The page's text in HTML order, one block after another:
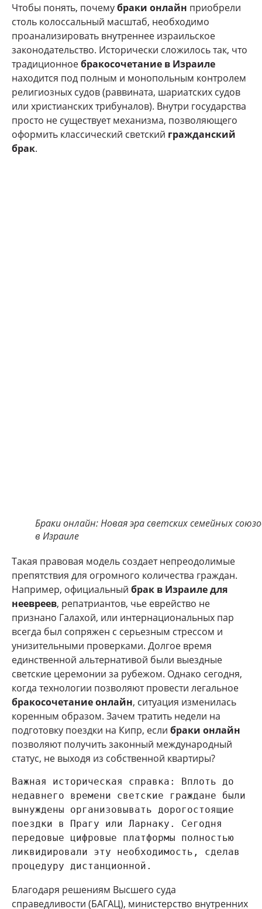
Чтобы понять, почемубраки онлайн приобрели
столь колоссальный масштаб, необходимо
проанализировать внутреннее израильское
законодательство. Исторически сложилось так, что
традиционноебракосочетание в Израиле
находится под полным и монопольным контролем
религиозных судов (раввината, шариатских судов
или христианских трибуналов). Внутри государства
просто не существует механизма, позволяющего
оформить классический светский гражданский
брак.
Браки онлайн: Новая эра светских семейных
в Израиле
Такая правовая модель создает непреодолимые
препятствия для огромного количества граждан.
Например, официальный брак в Израиле для
неевреев, репатриантов, чье еврейство не
признано Галахой, или интернациональных пар
всегда был сопряжен с серьезным стрессом и
унизительными проверками. Долгое время
единственной альтернативой были выездные
светские церемонии за рубежом. Однако сегодня,
когда технологии позволяют провести легальное
бракосочетание онлайн, ситуация изменилась
коренным образом. Зачем тратить недели на
подготовку поездки на Кипр, если браки онлайн
позволяют получить законный международный
статус, не выходя из собственной квартиры?
Важная историческая справка: Вплоть до
недавнего времени светские граждане были
вынуждены организовывать дорогостоящие
поездки в Прагу или Ларнаку. Сегодня
передовые цифровые платформы полностью
ликвидировали эту необходимость, сделав
Благодаря решениям Высшего суда
справедливости (БАГАЦ), министерство внутренних